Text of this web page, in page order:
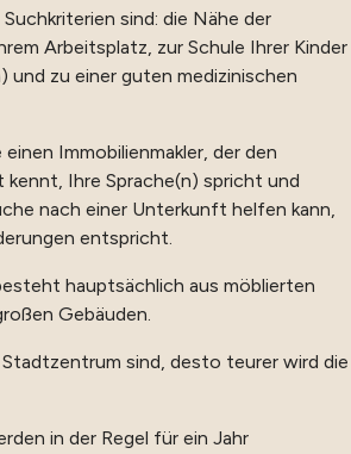
sind: die Nähe der
Arbeitsplatz, zur Schule Ihrer Kinder
und zu einer guten medizinischen
Immobilienmakler, der den
kennt, Ihre Sprache(n) spricht und
nach einer Unterkunft helfen kann,
entspricht.
hauptsächlich aus möblierten
Gebäuden.
Stadtzentrum sind, desto teurer wird die
in der Regel für ein Jahr